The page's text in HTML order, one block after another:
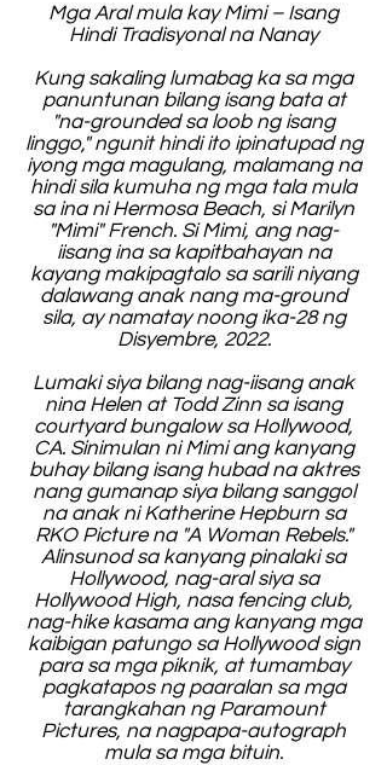
Mga Aral mula kay Mimi – Isang
Hindi Tradisyonal na Nanay
Kung sakaling lumabag ka sa mga
panuntunan bilang isang bata at
"na-grounded sa loob ng isang
linggo," ngunit hindi ito ipinatupad ng
iyong mga magulang, malamang na
hindi sila kumuha ng mga tala mula
sa ina ni Hermosa Beach, si Marilyn
"Mimi" French. Si Mimi, ang nag-
iisang ina sa kapitbahayan na
kayang makipagtalo sa sarili niyang
dalawang anak nang ma-ground
sila, ay namatay noong ika-28 ng
Disyembre, 2022.
Lumaki siya bilang nag-iisang anak
nina Helen at Todd Zinn sa isang
courtyard bungalow sa Hollywood,
CA. Sinimulan ni Mimi ang kanyang
buhay bilang isang hubad na aktres
nang gumanap siya bilang sanggol
na anak ni Katherine Hepburn sa
RKO Picture na "A Woman Rebels."
Alinsunod sa kanyang pinalaki sa
Hollywood, nag-aral siya sa
Hollywood High, nasa fencing club,
nag-hike kasama ang kanyang mga
kaibigan patungo sa Hollywood sign
para sa mga piknik, at tumambay
pagkatapos ng paaralan sa mga
tarangkahan ng Paramount
Pictures, na nagpapa-autograph
mula sa mga bituin.